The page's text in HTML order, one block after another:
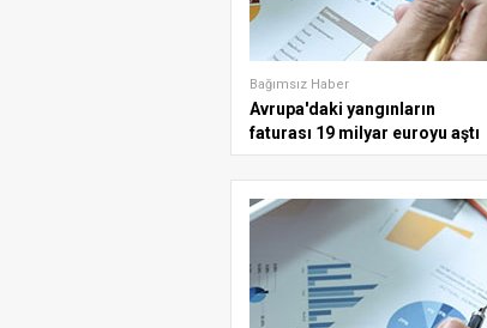
Bağımsız Haber
Avrupa'daki yangınların
faturası 19 milyar euroyu aştı